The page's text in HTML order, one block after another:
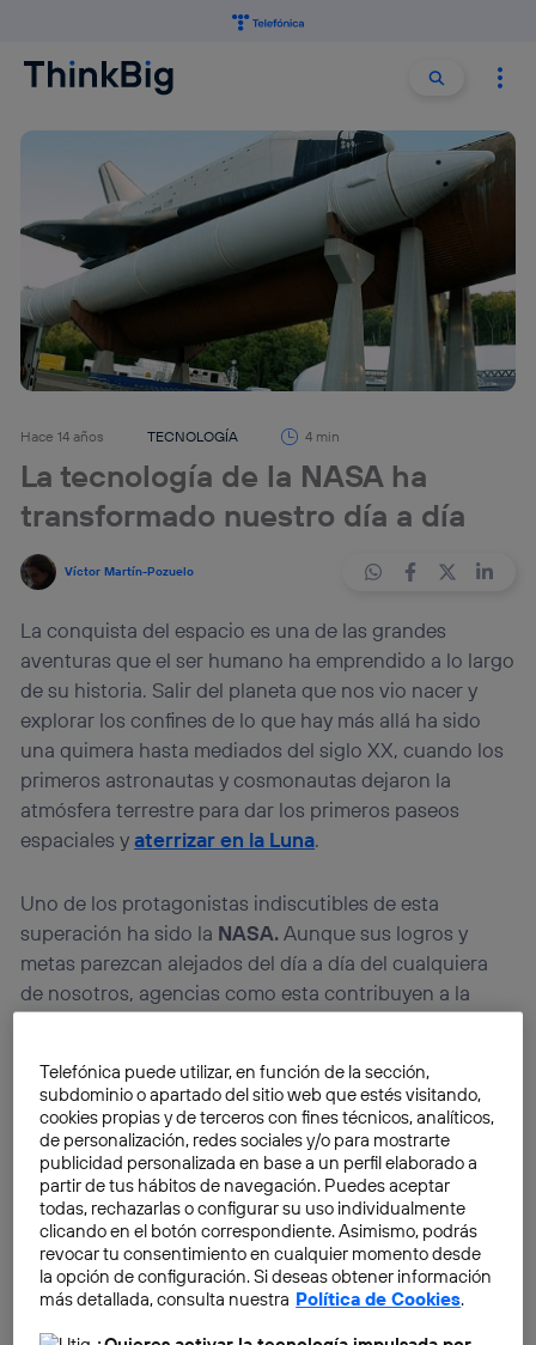
Buscar
Hace 14 años TECNOLOGÍA 4 min
La tecnología de la NASA ha
transformado nuestro día a día
Víctor Martín-Pozuelo
La conquista del espacio es una de las grandes
aventuras que el ser humano ha emprendido a lo largo
de su historia. Salir del planeta que nos vio nacer y
explorar los confines de lo que hay más allá ha sido
una quimera hasta mediados del siglo XX, cuando los
primeros astronautas y cosmonautas dejaron la
atmósfera terrestre para dar los primeros paseos
espaciales yaterrizar en la Luna.
Uno de los protagonistas indiscutibles de esta
superación ha sido la NASA.Aunque sus logros y
metas parezcan alejados del día a día del cualquiera
de nosotros, agencias como esta contribuyen a la
desarrollo tecnológico einnovación.
Telefónica puede utilizar, en función de la sección,
subdominio o apartado del sitio web que estés visitando,
cookies propias y de terceros con fines técnicos, analíticos,
de personalización, redes sociales y/o para mostrarte
publicidad personalizada en base a un perfil elaborado a
partir de tus hábitos de navegación. Puedes aceptar
todas, rechazarlas o configurar su uso individualmente
clicando en el botón correspondiente. Asimismo, podrás
revocar tu consentimiento en cualquier momento desde
la opción de configuración. Si deseas obtener información
más detallada, consulta nuestra Política de Cookies.